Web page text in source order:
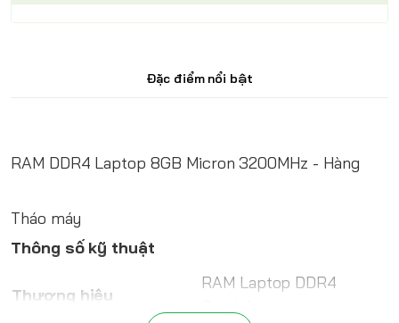
Đặc điểm nổi bật
RAM DDR4 Laptop 8GB Micron 3200MHz - Hàng
Tháo máy
Thông số kỹ thuật
Thương hiệu
RAM Laptop DDR4